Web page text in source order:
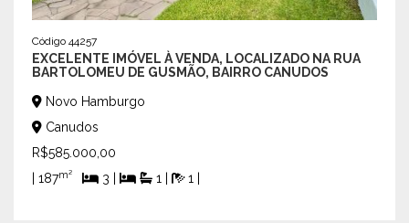
Código 44257
EXCELENTE IMÓVEL À VENDA, LOCALIZADO NA RUA
BARTOLOMEU DE GUSMÃO, BAIRRO CANUDOS
Novo Hamburgo
Canudos
R$585.000,00
| 187m² 3 | 1 | 1 |